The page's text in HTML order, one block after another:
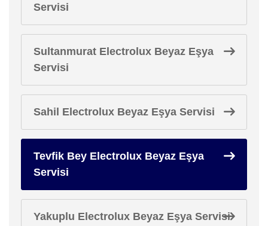
Servisi
Sultanmurat Electrolux Beyaz Eşya
Servisi
Sahil Electrolux Beyaz Eşya Servisi
Tevfik Bey Electrolux Beyaz Eşya
Servisi
Yakuplu Electrolux Beyaz Eşya Servisi